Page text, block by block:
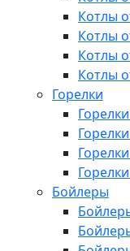
Котлы
Котлы
Котлы
Котлы
Горелки
Бойлеры